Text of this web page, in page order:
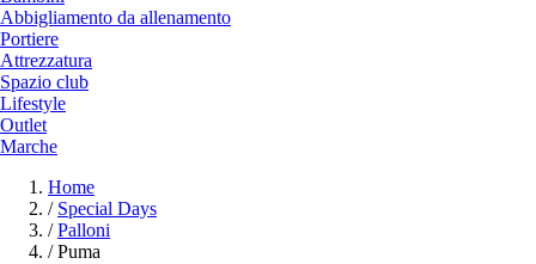
Abbigliamento da allenamento
Portiere
Attrezzatura
Spazio club
Lifestyle
Outlet
Marche
Home
/ Special Days
/ Palloni
/ Puma